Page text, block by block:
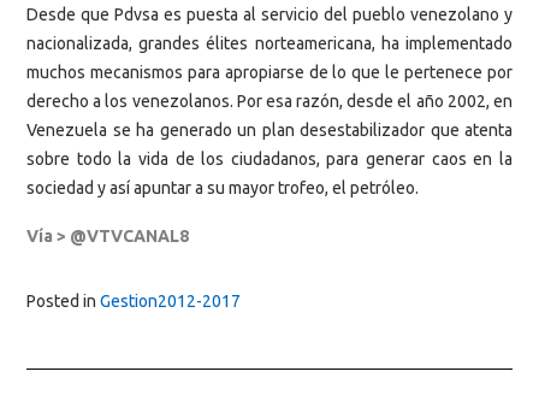
Desde que Pdvsa es puesta al servicio del pueblo venezolano y
nacionalizada, grandes élites norteamericana, ha implementado
muchos mecanismos para apropiarse de lo que le pertenece por
derecho a los venezolanos. Por esa razón, desde el año 2002, en
Venezuela se ha generado un plan desestabilizador que atenta
sobre todo la vida de los ciudadanos, para generar caos en la
sociedad y así apuntar a su mayor trofeo, el petróleo.
Vía > @VTVCANAL8
Posted in Gestion2012-2017